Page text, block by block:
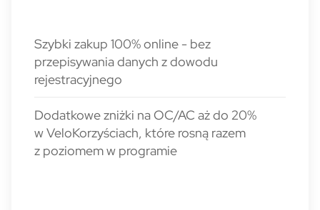
Szybki zakup 100% online - bez
przepisywania danych z dowodu
rejestracyjnego
Dodatkowe zniżki na OC/AC aż do 20%
w VeloKorzyściach, które rosną razem
z poziomem w programie